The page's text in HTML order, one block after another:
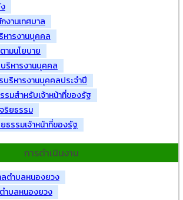
านเทศบาล
หารงานบุคคล
ามนโยบาย
ริหารงานบุคคล
บริหารงานบุคคลประจำปี
รมสำหรับเจ้าหน้าที่ของรัฐ
ริยธรรม
ธรรมเจ้าหน้าที่ของรัฐ
การดำเนินงาน
ลตำบลหนองยวง
ำบลหนองยวง